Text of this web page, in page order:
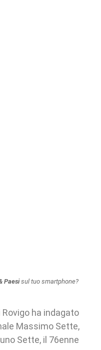
Paesisul tuo smartphone?
ha indagato
Massimo Sette,
Sette, il 76enne